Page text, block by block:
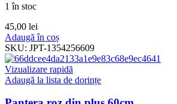
1 în stoc
45,00 lei
Adaugă în coș
SKU: JPT-1354256609
Vizualizare rapidă
Adaugă la lista de dorințe